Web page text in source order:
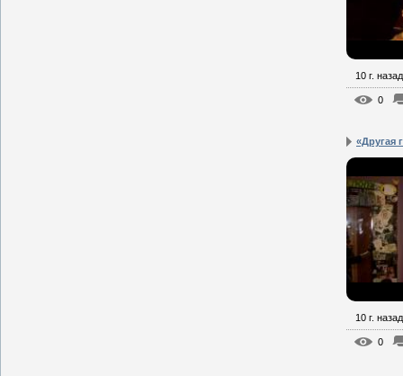
10 г. назад
0
«Другая
10 г. назад
0